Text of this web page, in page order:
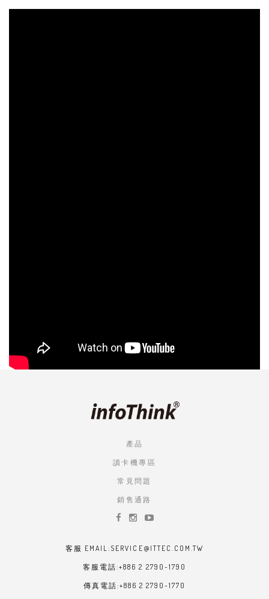
產品
讀卡機專區
常見問題
銷售通路
客服 EMAIL:SERVICE@ITTEC.COM.TW
客服電話:+886 2 2790-1790
傳真電話:+886 2 2790-1770